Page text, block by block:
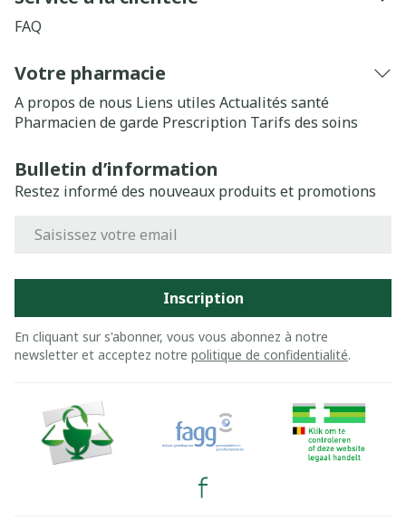
FAQ
Votre pharmacie
A propos de nous Liens utiles Actualités santé
Pharmacien de garde Prescription Tarifs des soins
Bulletin d’information
Restez informé des nouveaux produits et promotions
Inscription
En cliquant sur s'abonner, vous vous abonnez à notre
newsletter et acceptez notre politique de confidentialité.